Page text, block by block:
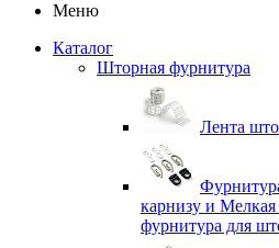
Меню
Каталог
Шторная фурнитура
Лента
карнизу и Мелкая
фурнитура для